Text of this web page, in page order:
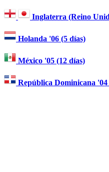
Inglaterra (Reino
Holanda '06 (5 días)
México '05 (12 días)
República Dominicana '04